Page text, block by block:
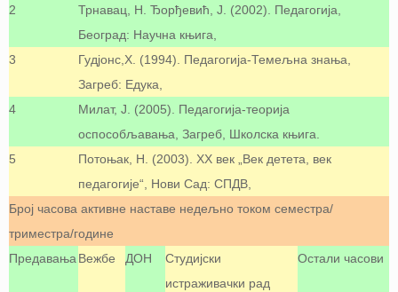
2
Трнавац, Н. Ђорђевић, Ј. (2002). Педагогија,
Београд: Научна књига,
3
Гудјонс,Х. (1994). Педагогија-Темељна знања,
Загреб: Едука,
4
Милат, Ј. (2005). Педагогија-теорија
оспособљавања, Загреб, Школска књига.
5
Потоњак, Н. (2003). ХХ век „Век детета, век
педагогије“, Нови Сад: СПДВ,
Број часова активне наставе недељно током семестра/
триместра/године
Предавања Вежбе ДОН
Студијски
истраживачки рад
Остали часови